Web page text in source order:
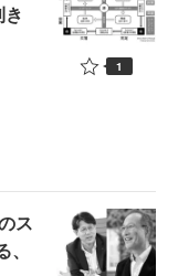
1
ス